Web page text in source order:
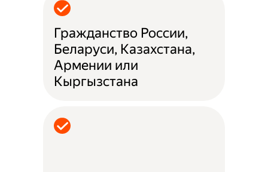
Гражданство России,
Беларуси, Казахстана,
Армении или
Кыргызстана